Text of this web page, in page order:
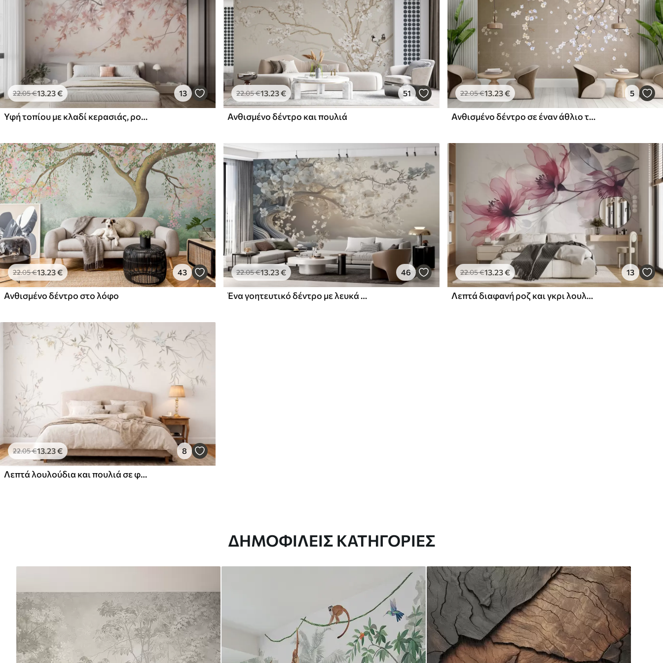
22.05€13.23€ 13
Υφή τοπίου με κλαδί κερασιάς, ροζ φύλλα, απαλό, ομιχλώδες φόντο
22.05€13.23€ 51
Ανθισμένο δέντρο και πουλιά
22.05€13.23€ 5
Ανθισμένο δέντρο σε έναν άθλιο τοίχο
22.05€13.23€ 43
Ανθισμένο δέντρο στο λόφο
22.05€13.23€ 46
Ένα γοητευτικό δέντρο με λευκά λουλούδια στο φόντο των σύννεφων σε ένα ενδιαφέρον στυλ σε ευαίσθητα ζεστά χρώματα
22.05€13.23€ 13
Λεπτά διαφανή ροζ και γκρι λουλούδια με μαλακά, θολά πέταλα σε λευκό φόντο
22.05€13.23€ 8
Λεπτά λουλούδια και πουλιά σε φόντο κιμωλίας
ΔΗΜΟΦΙΛΕΊΣ ΚΑΤΗΓΟΡΊΕΣ